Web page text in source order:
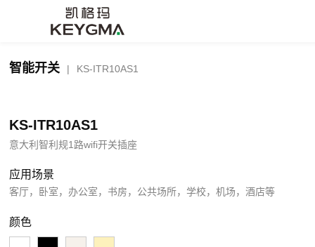
智能开关 | KS-ITR10AS1
KS-ITR10AS1
意大利智利规1路wifi开关插座
应用场景
客厅，卧室，办公室，书房，公共场所，学校，机场，酒店等
颜色